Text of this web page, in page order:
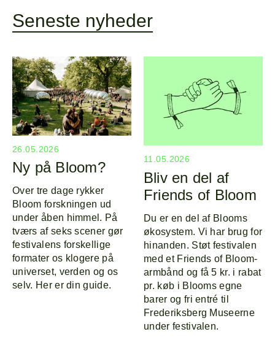
Seneste nyheder
26.05.2026
Ny på Bloom?
Over tre dage rykker
Bloom forskningen ud
under åben himmel. På
tværs af seks scener gør
festivalens forskellige
formater os klogere på
universet, verden og os
selv. Her er din guide.
11.05.2026
Bliv en del af
Friends of Bloom
Du er en del af Blooms
økosystem. Vi har brug for
hinanden. Støt festivalen
med et Friends of Bloom-
armbånd og få 5 kr. i rabat
pr. køb i Blooms egne
barer og fri entré til
Frederiksberg Museerne
under festivalen.